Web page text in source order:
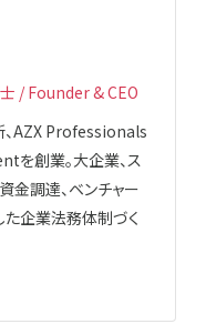
/ Founder & CEO
、AZX Professionals
を創業。大企業、ス
資金調達、ベンチャー
た企業法務体制づく